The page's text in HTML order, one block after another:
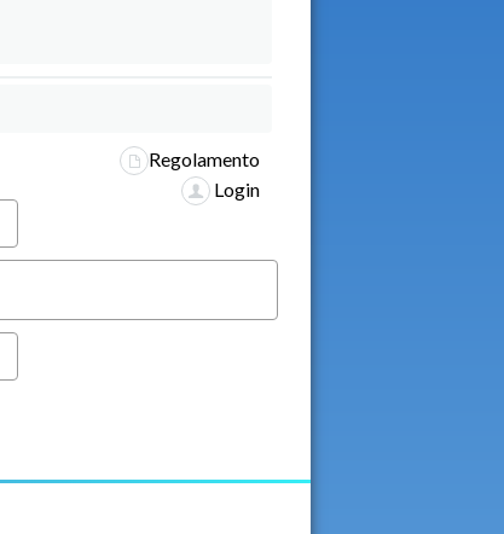
Regolamento
Login